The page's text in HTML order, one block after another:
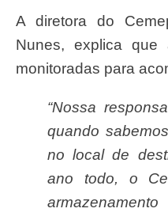
A diretora do Cemepar, Margely de Souza
Nunes, explica que
monitoradas para
“Nossa responsabilidade só encerra
quando
no local de
ano todo, o